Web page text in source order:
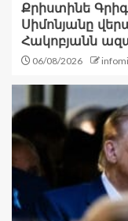
Քրիստինե
Սիմոնյանը
Հակոբյանն
06/08/2026